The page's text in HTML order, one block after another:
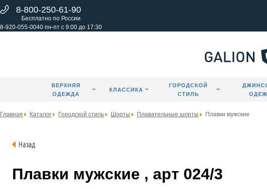
8-800-250-61-90
Бесплатно по России
8-920-055-0040 пн-пт с 9:00 до 17:30
ВЕРХНЯЯ
ОДЕЖДА
КЛАССИКА
ГОРОДСКОЙ
СТИЛЬ
Главная Каталог Городской стиль Шорты Плавательные шорты Плавки мужские
Назад
Плавки мужские , арт 024/3